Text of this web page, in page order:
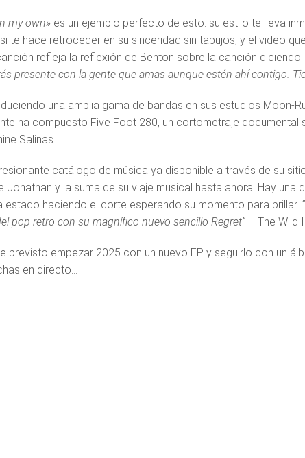
my own»es un ejemplo perfecto de esto: su estilo te lleva
te hace retroceder en su sinceridad sin tapujos, y el video
refleja la reflexión de Benton sobre la canción diciendo:
presente con la gente que amas aunque estén ahí contigo.
una amplia gama de bandas en sus estudios Moon-
ha compuesto Five Foot 280, un cortometraje
Salinas.
catálogo de música ya disponible a través de su
Jonathan y la suma de su viaje musical hasta ahora. Hay
estado haciendo el corte esperando su momento para brillar.
pop retro con su magnífico nuevo sencillo Regret”– The Wild
previsto empezar 2025 con un nuevo EP y seguirlo con un
en directo…